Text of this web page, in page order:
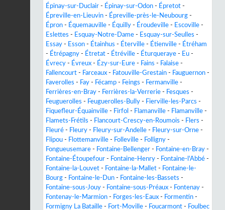
Épinay-sur-Duclair - Épinay-sur-Odon - Épretot -
Épreville-en-Lieuvin - Épreville-près-le-Neubourg -
Épron - Équemauville - Équilly - Éroudeville - Escoville -
Eslettes - Esquay-Notre-Dame - Esquay-sur-Seulles -
Essay - Esson - Étainhus - Éterville - Étienville - Étréham
- Étrépagny - Étretat - Étréville - Éturqueraye - Eu -
Évrecy - Évreux - Ézy-sur-Eure - Fains - Falaise -
Fallencourt - Farceaux - Fatouville-Grestain - Fauguernon -
Faverolles - Fay - Fécamp - Feings - Fermanville -
Ferrières-en-Bray - Ferrières-la-Verrerie - Fesques -
Feuguerolles - Feuguerolles-Bully - Fierville-les-Parcs -
Fiquefleur-Équainville - Firfol - Flamanville - Flamanville -
Flamets-Frétils - Flancourt-Crescy-en-Roumois - Flers -
Fleuré - Fleury - Fleury-sur-Andelle - Fleury-sur-Orne -
Flipou - Flottemanville - Folleville - Folligny -
Fongueusemare - Fontaine-Bellenger - Fontaine-en-Bray -
Fontaine-Étoupefour - Fontaine-Henry - Fontaine-l'Abbé -
Fontaine-la-Louvet - Fontaine-la-Mallet - Fontaine-le-
Bourg - Fontaine-le-Dun - Fontaine-les-Bassets -
Fontaine-sous-Jouy - Fontaine-sous-Préaux - Fontenay -
Fontenay-le-Marmion - Forges-les-Eaux - Formentin -
Formigny La Bataille - Fort-Moville - Foucarmont - Foulbec